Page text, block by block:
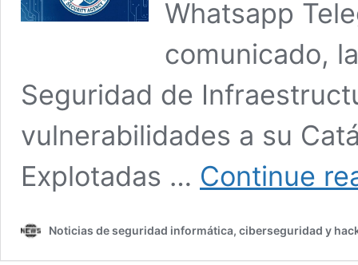
Whatsapp
comunicado,
Seguridad de
vulnerabilidades a su
Explotadas … Continue
Noticias de seguridad informática, ciberseguridad y